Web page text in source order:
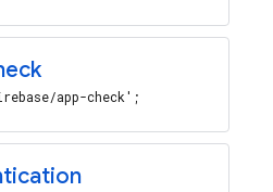
app-check';